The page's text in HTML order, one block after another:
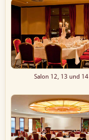
Salon 12, 13 und 14